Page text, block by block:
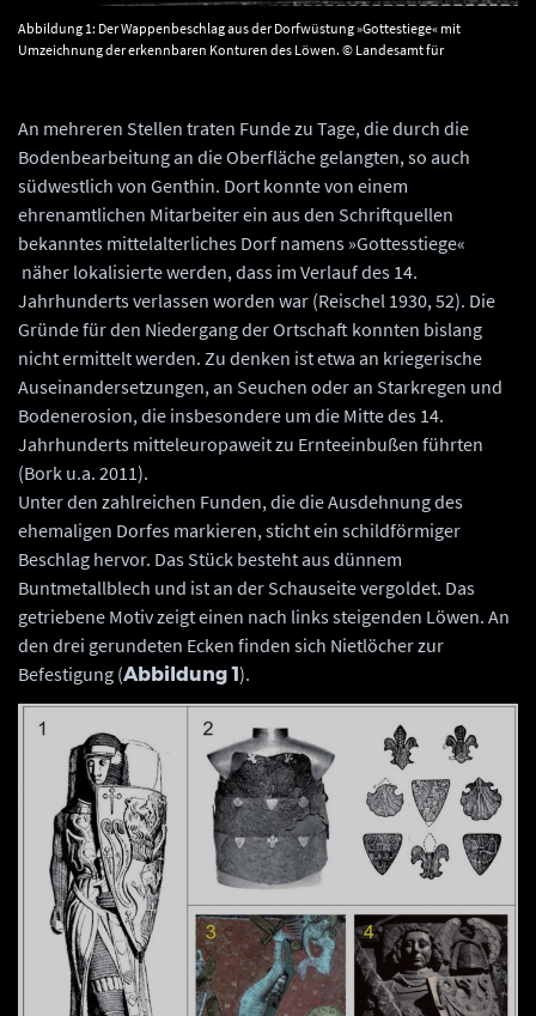
Abbildung 1: Der Wappenbeschlag aus der Dorfwüstung »Gottestiege« mit
Umzeichnung der erkennbaren Konturen des Löwen. © Landesamt für
An mehreren Stellen traten Funde zu Tage, die durch die
Bodenbearbeitung an die Oberfläche gelangten, so auch
südwestlich von Genthin. Dort konnte von einem
ehrenamtlichen Mitarbeiter ein aus den Schriftquellen
bekanntes mittelalterliches Dorf namens »Gottesstiege«
näher lokalisierte werden, dass im Verlauf des 14.
Jahrhunderts verlassen worden war (Reischel 1930, 52). Die
Gründe für den Niedergang der Ortschaft konnten bislang
nicht ermittelt werden. Zu denken ist etwa an kriegerische
Auseinandersetzungen, an Seuchen oder an Starkregen und
Bodenerosion, die insbesondere um die Mitte des 14.
Jahrhunderts mitteleuropaweit zu Ernteeinbußen führten
(Bork u.a. 2011).
Unter den zahlreichen Funden, die die Ausdehnung des
ehemaligen Dorfes markieren, sticht ein schildförmiger
Beschlag hervor. Das Stück besteht aus dünnem
Buntmetallblech und ist an der Schauseite vergoldet. Das
getriebene Motiv zeigt einen nach links steigenden Löwen. An
den drei gerundeten Ecken finden sich Nietlöcher zur
Befestigung (Abbildung 1).